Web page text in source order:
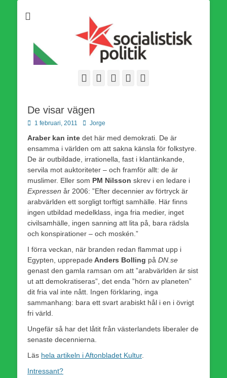
världsomfattande socialistiska Fjärde Internationalen och en viktig
tillgång i kampen för en socialistisk framtid!
FacebookWebbflöde
Instagram
De visar vägen
Publicerad
1 februari, 2011 Författare
Jorge
Araber kan inte det här med demokrati. De är
ensamma i världen om att sakna känsla för folkstyre.
De är outbildade, irrationella, fast i klantänkande,
servila mot auktoriteter – och framför allt: de är
muslimer. Eller som PM Nilsson skrev i en ledare i
Expressen år 2006: ”Efter decennier av förtryck är
arabvärlden ett sorgligt torftigt samhälle. Här finns
ingen utbildad medelklass, inga fria medier, inget
civilsamhälle, ingen sanning att lita på, bara rädsla
och konspirationer – och moskén.”
I förra veckan, när branden redan flammat upp i
Egypten, upprepade Anders Bolling på DN.se
genast den gamla ramsan om att ”arabvärlden är sist
ut att demokratiseras”, det enda ”hörn av planeten”
dit fria val inte nått. Ingen förklaring, inga
sammanhang: bara ett svart arabiskt hål i en i övrigt
fri värld.
Ungefär så har det låtit från västerlandets liberaler de
senaste decennierna.
Läs hela artikeln i Aftonbladet Kultur.
Intressant?